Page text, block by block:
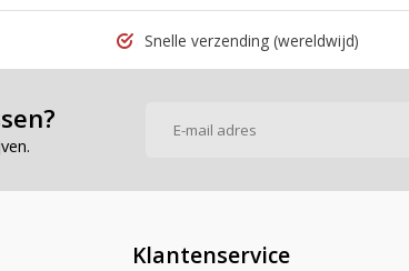
Snelle verzending (wereldwijd)
Klantenservice